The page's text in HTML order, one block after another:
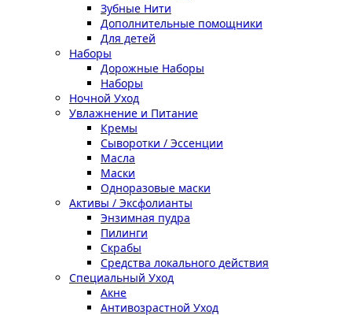
Зубные Нити
Дополнительные помощники
Для детей
Наборы
Дорожные Наборы
Наборы
Ночной Уход
Увлажнение и Питание
Кремы
Сыворотки / Эссенции
Масла
Маски
Одноразовые маски
Активы / Эксфолианты
Энзимная пудра
Пилинги
Скрабы
Средства локального действия
Специальный Уход
Акне
Антивозрастной Уход